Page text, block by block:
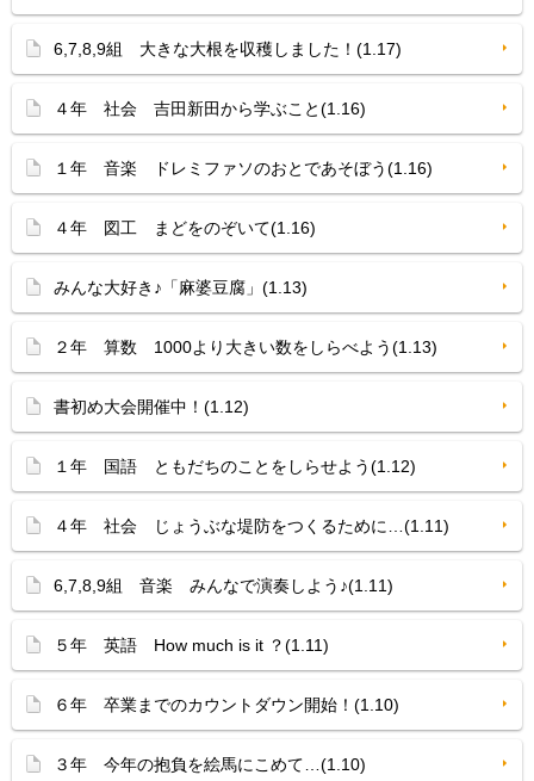
6,7,8,9組 大きな大根を収穫しました！(1.17)
４年 社会 吉田新田から学ぶこと(1.16)
１年 音楽 ドレミファソのおとであそぼう(1.16)
４年 図工 まどをのぞいて(1.16)
みんな大好き♪「麻婆豆腐」(1.13)
２年 算数 1000より大きい数をしらべよう(1.13)
書初め大会開催中！(1.12)
１年 国語 ともだちのことをしらせよう(1.12)
４年 社会 じょうぶな堤防をつくるために…(1.11)
6,7,8,9組 音楽 みんなで演奏しよう♪(1.11)
５年 英語 How much is it ？(1.11)
６年 卒業までのカウントダウン開始！(1.10)
３年 今年の抱負を絵馬にこめて…(1.10)